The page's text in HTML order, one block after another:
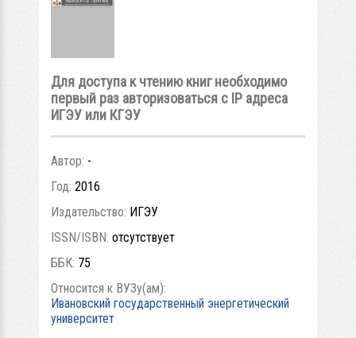
Для доступа к чтению книг необходимо
первый раз авторизоваться с IP адреса
ИГЭУ или КГЭУ
Автор: -
Год: 2016
Издательство: ИГЭУ
ISSN/ISBN: отсутствует
ББК: 75
Относится к ВУЗу(ам):
Ивановский государственный энергетический
университет